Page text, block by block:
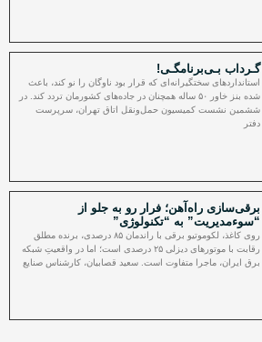
گـرداب بـی‌برنامگـی!
استانداردهای سختگیرانه‌ای که قرار بود ناوگان را نو کند، باعث
شده بنز خاور ۵۰ ساله همچنان در جاده‌های کشورمان تردد کند. در
ششمین نشست کمیسیون حمل‌ونقل اتاق تهران، سرپرست
دفتر
برقی‌سازی راه‌آهن؛ فرار رو به جلو از
“سوءمدیریت” به “تکنولوژی”
روی کاغذ، لکوموتیو برقی با راندمان ۸۵ درصدی، برنده مطلق
رقابت با موتورهای دیزلی ۲۵ درصدی است؛ اما در واقعیتِ شبکه
برق ایران، ماجرا متفاوت است. سعید قصابیان، کارشناس صنایع